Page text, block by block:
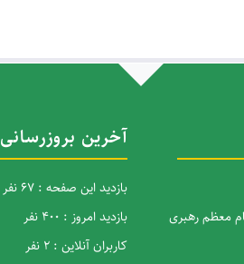
معظم رهبری
آخرین بروزرسانی
بازدید این صفحه : 67 نفر
بازدید امروز : 400 نفر
کاربران آنلاین : 2 نفر